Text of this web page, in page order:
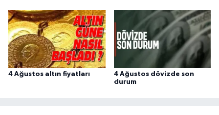
4 Ağustos altın fiyatları
4 Ağustos dövizde son
durum